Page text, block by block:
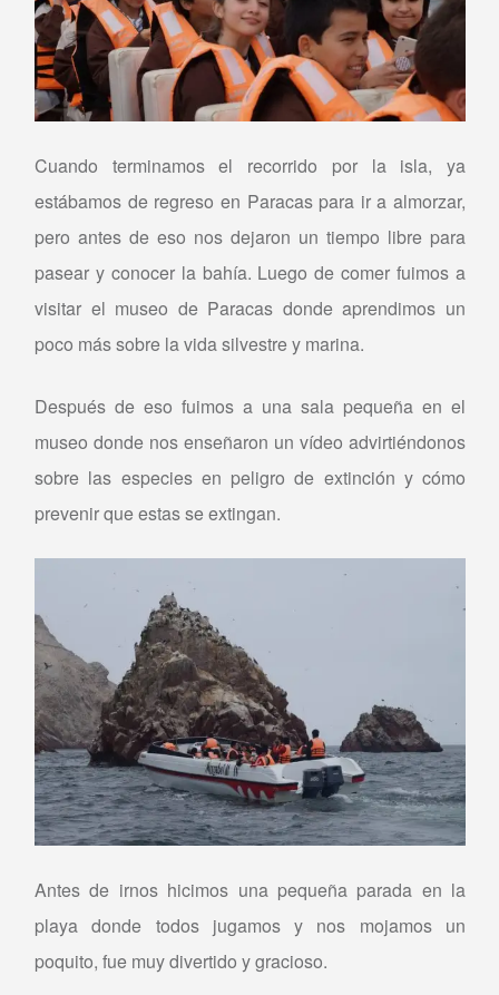
Cuando terminamos el recorrido por la isla, ya
estábamos de regreso en Paracas para ir a almorzar,
pero antes de eso nos dejaron un tiempo libre para
pasear y conocer la bahía. Luego de comer fuimos a
visitar el museo de Paracas donde aprendimos un
poco más sobre la vida silvestre y marina.
Después de eso fuimos a una sala pequeña en el
museo donde nos enseñaron un vídeo advirtiéndonos
sobre las especies en peligro de extinción y cómo
prevenir que estas se extingan.
Antes de irnos hicimos una pequeña parada en la
playa donde todos jugamos y nos mojamos un
poquito, fue muy divertido y gracioso.